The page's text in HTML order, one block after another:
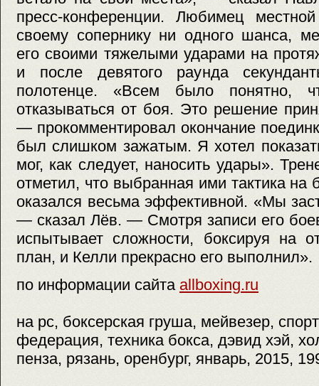
пресс-конференции. Любимец
своему сопернику ни одного шанса,
его своими тяжелыми ударами на
и после девятого раунда
полотенце. «Всем было понятно,
отказываться от боя. Это решение
— прокомментировал окончание
был слишком зажатым. Я хотел
мог, как следует, наносить удары».
отметил, что выбранная ими тактика на
оказался весьма эффективной. «Мы
— сказал Лёв. — Смотря записи его
испытывает сложности, боксируя на
план, и Келли прекрасно его выполнил».
по информации сайта allboxing.ru
на pc, боксерская груша, мейвезер,
федерация, техника бокса, дэвид хэй,
пенза, рязань, оренбург, январь, 2015,